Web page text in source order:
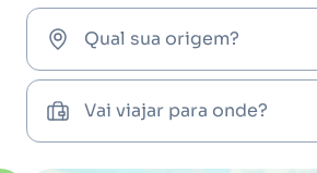
Qual sua origem?
Vai viajar para onde?